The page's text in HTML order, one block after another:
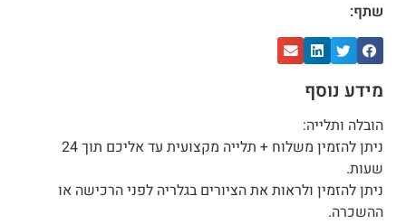
שתף:
מידע נוסף
הובלה ותלייה:
ניתן להזמין משלוח + תלייה מקצועית עד אליכם תוך 24
שעות.
ניתן להזמין ולראות את הציורים בגלריה לפני הרכישה או
ההשכרה.